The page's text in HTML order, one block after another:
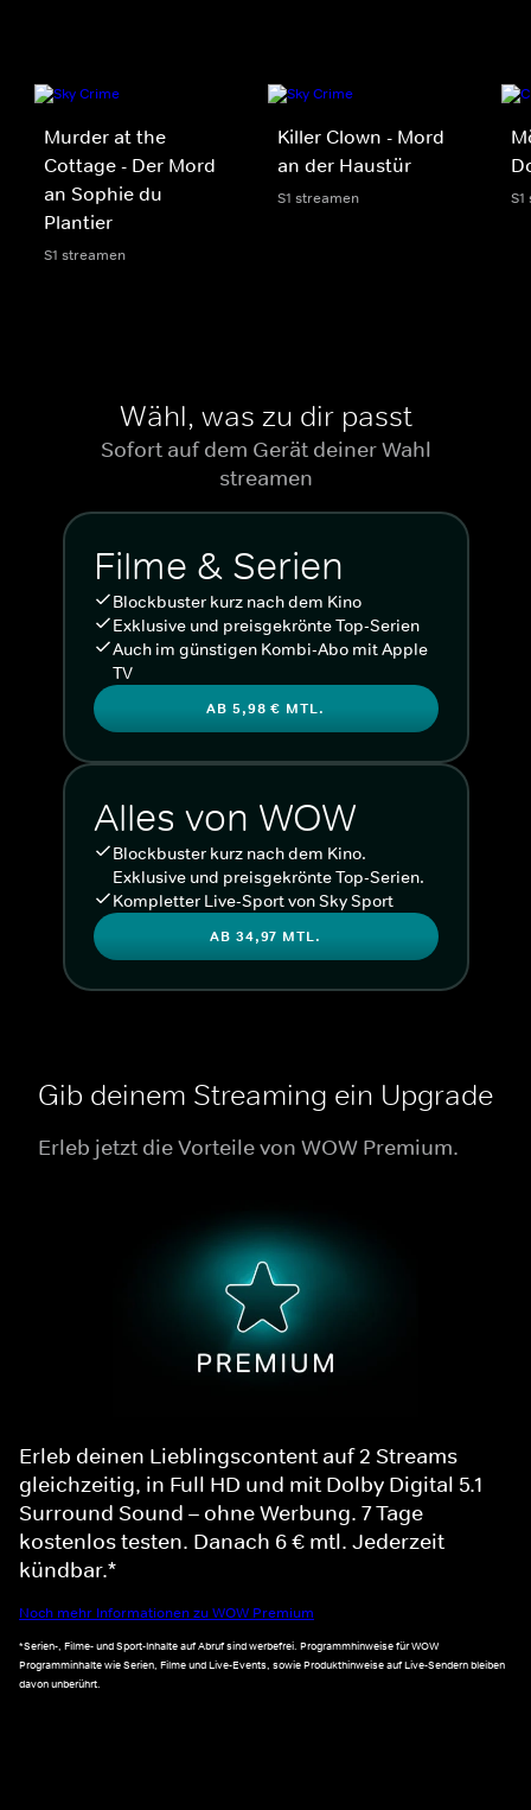
Murder at the
Cottage - Der Mord
an Sophie du
Plantier
S1 streamen
Killer Clown - Mord
an der Haustür
S1 streamen
Wähl, was zu dir passt
Sofort auf dem Gerät deiner Wahl
streamen
Filme & Serien
Blockbuster kurz nach dem Kino
Exklusive und preisgekrönte Top-Serien
Auch im günstigen Kombi-Abo mit Apple
TV
AB 5,98 € MTL.
Alles von WOW
Blockbuster kurz nach dem Kino.
Exklusive und preisgekrönte Top-Serien.
Kompletter Live-Sport von Sky Sport
AB 34,97 MTL.
Gib deinem Streaming ein Upgrade
Erleb jetzt die Vorteile von WOW Premium.
Erleb deinen Lieblingscontent auf 2 Streams
gleichzeitig, in Full HD und mit Dolby Digital 5.1
Surround Sound – ohne Werbung. 7 Tage
kostenlos testen. Danach 6 € mtl. Jederzeit
kündbar.*
Noch mehr Informationen zu WOW Premium
*Serien-, Filme- und Sport-Inhalte auf Abruf sind werbefrei. Programmhinweise für WOW
Programminhalte wie Serien, Filme und Live-Events, sowie Produkthinweise auf Live-Sendern bleiben
davon unberührt.